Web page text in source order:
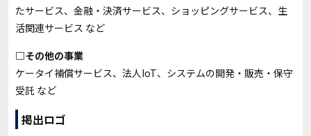
たサービス、金融・決済サービス、ショッピングサービス、生
活関連サービス など
□その他の事業
ケータイ補償サービス、法人IoT、システムの開発・販売・保守
受託 など
掲出ロゴ